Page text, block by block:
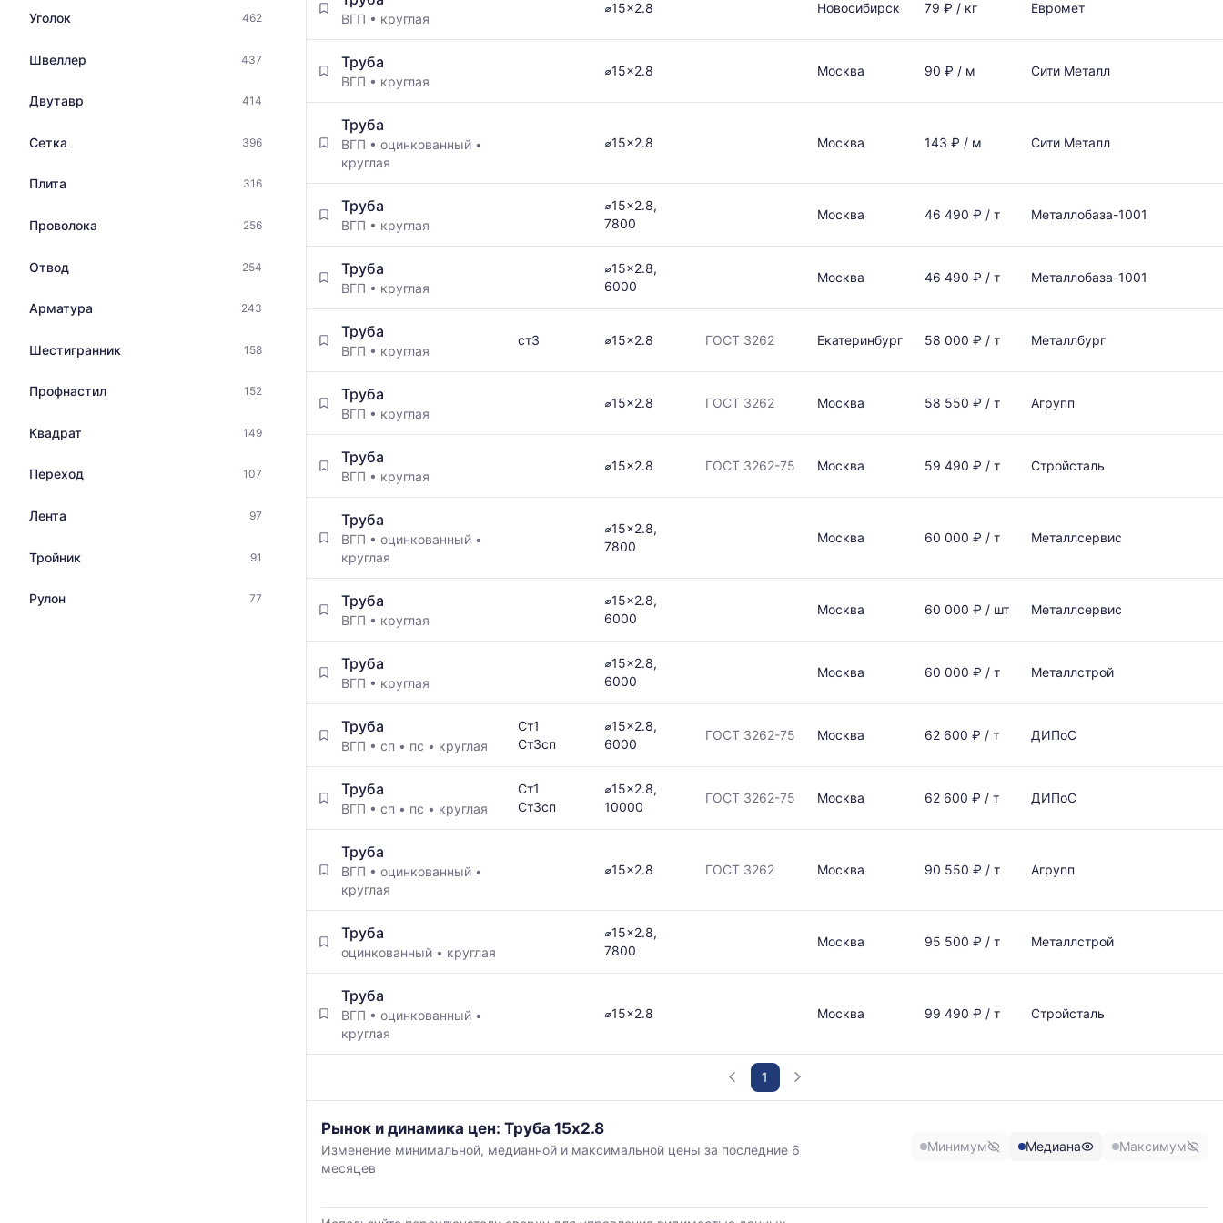
Уголок 462
Швеллер 437
Двутавр 414
Сетка 396
Плита 316
Проволока 256
Отвод 254
Арматура 243
Шестигранник 158
Профнастил 152
Квадрат 149
Переход 107
Лента 97
Тройник 91
Рулон 77
по
листов
поставщиков
за
последний
месяц.
Статистика
актуальным
предложениям
и
обновляется
по
прайс-
листов.
металлопрокат
указанием
поставщиков
запросу
ВГП • круглая
⌀15x2.8 Новосибирск 79 ₽ / кг Евромет
Труба
ВГП • круглая
⌀15x2.8 Москва 90 ₽ / м Сити Металл
Труба
ВГП • оцинкованный •
круглая
⌀15x2.8 Москва 143 ₽ / м Сити Металл
Труба
ВГП • круглая
⌀15x2.8,
7800
Москва 46 490 ₽ / т Металлобаза-1001
Труба
ВГП • круглая
⌀15x2.8,
6000
Москва 46 490 ₽ / т Металлобаза-1001
Труба
ВГП • круглая
ст3 ⌀15x2.8 ГОСТ 3262 Екатеринбург 58 000 ₽ / т Металлбург
Труба
ВГП • круглая
⌀15x2.8 ГОСТ 3262 Москва 58 550 ₽ / т Агрупп
Труба
ВГП • круглая
⌀15x2.8 ГОСТ 3262-75 Москва 59 490 ₽ / т Стройсталь
Труба
ВГП • оцинкованный •
круглая
⌀15x2.8,
7800
Москва 60 000 ₽ / т Металлсервис
Труба
ВГП • круглая
⌀15x2.8,
6000
Москва 60 000 ₽ / шт Металлсервис
Труба
ВГП • круглая
⌀15x2.8,
6000
Москва 60 000 ₽ / т Металлстрой
Труба
ВГП • сп • пс • круглая
Ст1
Ст3сп
⌀15x2.8,
6000
ГОСТ 3262-75 Москва 62 600 ₽ / т ДИПоС
Труба
ВГП • сп • пс • круглая
Ст1
Ст3сп
⌀15x2.8,
10000
ГОСТ 3262-75 Москва 62 600 ₽ / т ДИПоС
Труба
ВГП • оцинкованный •
круглая
⌀15x2.8 ГОСТ 3262 Москва 90 550 ₽ / т Агрупп
Труба
оцинкованный • круглая
⌀15x2.8,
7800
Москва 95 500 ₽ / т Металлстрой
Труба
ВГП • оцинкованный •
круглая
⌀15x2.8 Москва 99 490 ₽ / т Стройсталь
1
График
отражает
изменение
минимальной,
Рынок и динамика цен: Труба 15x2.8
Изменение минимальной, медианной и максимальной цены за последние 6
месяцев
Минимум Медиана Максимум